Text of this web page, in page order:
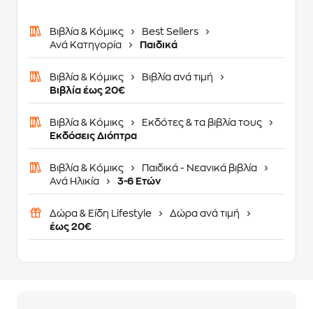
Βιβλία & Κόμικς
Best Sellers
Ανά Κατηγορία
Παιδικά
Βιβλία & Κόμικς
Βιβλία ανά τιμή
Βιβλία έως 20€
Βιβλία & Κόμικς
Εκδότες & τα βιβλία τους
Εκδόσεις Διόπτρα
Βιβλία & Κόμικς
Παιδικά - Νεανικά βιβλία
Ανά Ηλικία
3-6 Ετών
Δώρα & Είδη Lifestyle
Δώρα ανά τιμή
έως 20€